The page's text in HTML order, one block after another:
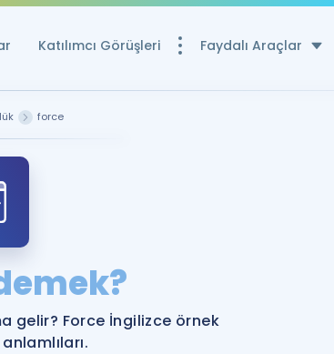
Katılımcı Görüşleri Faydalı Araçlar
YDS ve YÖKDİL Puan Hesaplama Aracı
Rehberlik Aracı
YDS ve YÖKDİL'e Hazırlananlar için Öneriler
force
gelir? Force İngilizce örnek